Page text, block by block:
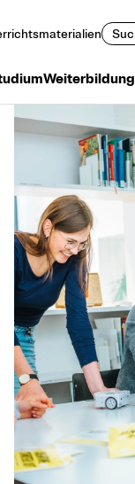
Weiterbildung